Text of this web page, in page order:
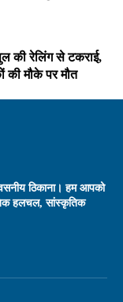
की रेलिंग से टकराई,
की मौके पर मौत
ठिकाना। हम आपको
हलचल, सांस्कृतिक